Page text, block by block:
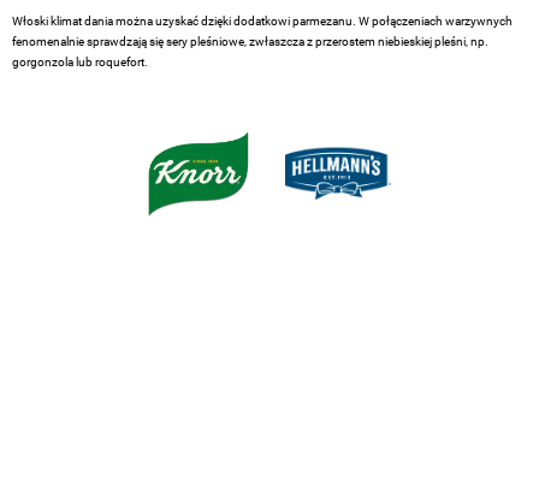
Włoski klimat dania można uzyskać dzięki dodatkowi parmezanu. W połączeniach warzywnych
fenomenalnie sprawdzają się sery pleśniowe, zwłaszcza z przerostem niebieskiej pleśni, np.
gorgonzola lub roquefort.